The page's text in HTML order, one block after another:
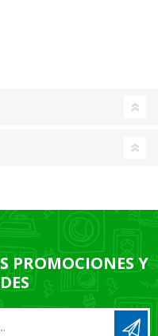
PROMOCIONES Y